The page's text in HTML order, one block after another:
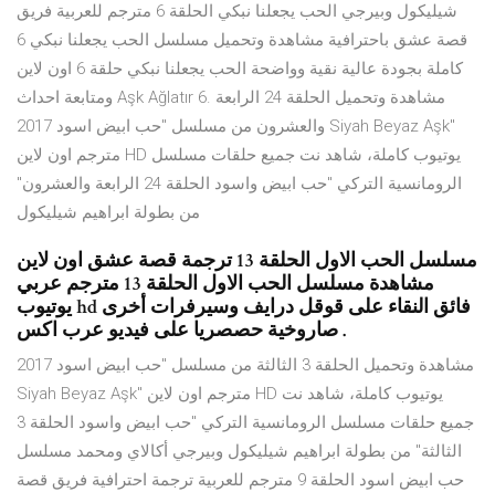
شيليكول وبيرجي الحب يجعلنا نبكي الحلقة 6 مترجم للعربية فريق
قصة عشق باحترافية مشاهدة وتحميل مسلسل الحب يجعلنا نبكي 6
كاملة بجودة عالية نقية وواضحة الحب يجعلنا نبكي حلقة 6 اون لاين
ومتابعة احداث Aşk Ağlatır 6. مشاهدة وتحميل الحلقة 24 الرابعة
والعشرون من مسلسل "حب ابيض اسود 2017 Siyah Beyaz Aşk"
مترجم اون لاين HD يوتيوب كاملة، شاهد نت جميع حلقات مسلسل
الرومانسية التركي "حب ابيض واسود الحلقة 24 الرابعة والعشرون"
من بطولة ابراهيم شيليكول
مسلسل الحب الاول الحلقة 13 ترجمة قصة عشق اون لاين
مشاهدة مسلسل الحب الاول الحلقة 13 مترجم عربي
يوتيوب hd فائق النقاء على قوقل درايف وسيرفرات أخرى
صاروخية حصصريا على فيديو عرب اكس .
مشاهدة وتحميل الحلقة 3 الثالثة من مسلسل "حب ابيض اسود 2017
Siyah Beyaz Aşk" مترجم اون لاين HD يوتيوب كاملة، شاهد نت
جميع حلقات مسلسل الرومانسية التركي "حب ابيض واسود الحلقة 3
الثالثة" من بطولة ابراهيم شيليكول وبيرجي أكالاي ومحمد مسلسل
حب ابيض اسود الحلقة 9 مترجم للعربية ترجمة احترافية فريق قصة